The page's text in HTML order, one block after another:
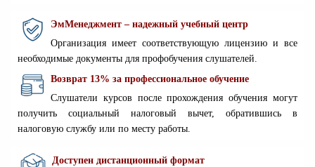
ЭмМенеджмент – надежный учебный центр
Организация имеет соответствующую лицензию и все
необходимые документы для профобучения слушателей.
Возврат 13% за профессиональное обучение
Слушатели курсов после прохождения обучения могут
получить социальный налоговый вычет, обратившись в
налоговую службу или по месту работы.
Доступен дистанционный формат